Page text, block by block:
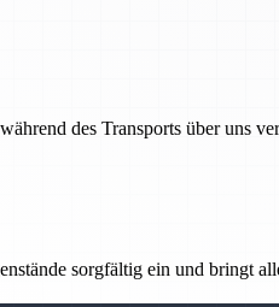
des Transports über uns
sorgfältig ein und bringt